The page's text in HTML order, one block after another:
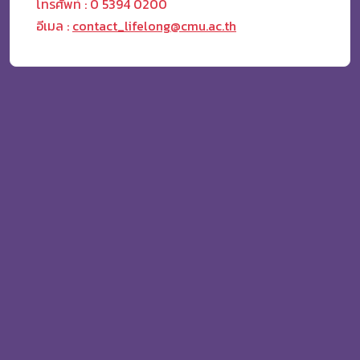
โทรศัพท์ : 0 5394 0200
อีเมล : contact_lifelong@cmu.ac.th